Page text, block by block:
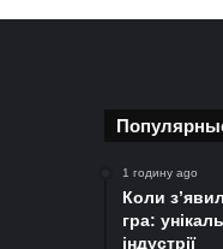
1 годину ago
Коли
гра:
індустрії